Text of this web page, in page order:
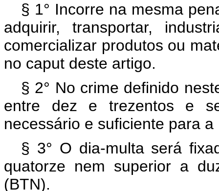
§ 1° Incorre na mesma
adquirir, transportar,
comercializar produtos ou
no caput deste artigo.
§ 2° No crime definido
entre dez e trezentos e
necessário e suficiente para
§ 3° O dia-multa será
quatorze nem superior a
(BTN).